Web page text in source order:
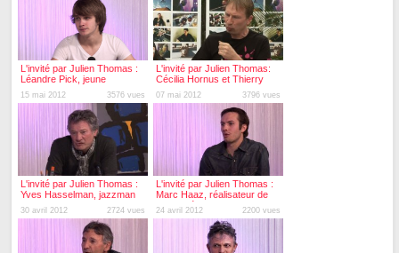
L'invité par Julien Thomas :
Léandre Pick, jeune
guitariste
15 mai 2012 3576 vues
L'invité par Julien Thomas:
Cécilia Hornus et Thierry
Ragueneau, LES
COMÉDIENS DE PLUS
07 mai 2012 3796 vues
L'invité par Julien Thomas :
Yves Hasselman, jazzman
et peintre
30 avril 2012 2724 vues
L'invité par Julien Thomas :
Marc Haaz, réalisateur de
court-métrages
24 avril 2012 2200 vues